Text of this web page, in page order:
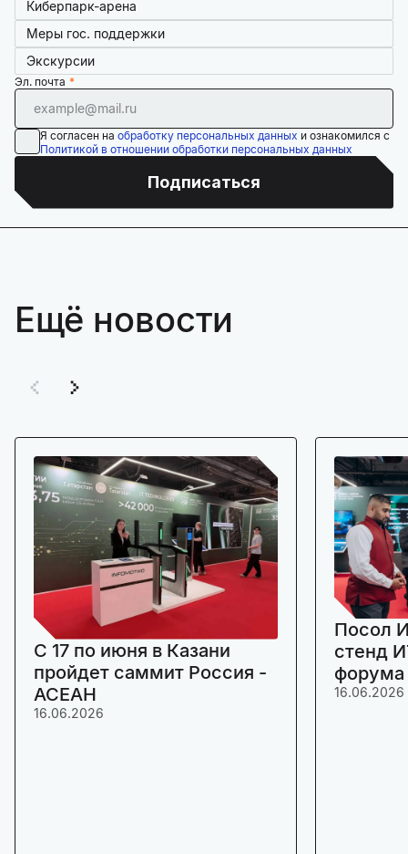
Киберпарк-арена
Меры гос. поддержки
Экскурсии
Эл. почта
Я согласен на обработку персональных данных и ознакомился с
Политикой в отношении обработки персональных данных
Подписаться
Ещё новости
C 17 по июня в Казани
пройдет саммит Россия -
АСЕАН
16.06.2026
Посол
стенд
16.06.2026